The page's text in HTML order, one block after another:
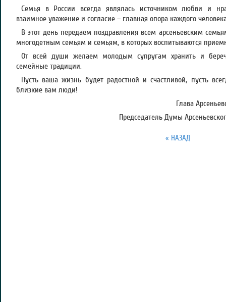
Семья в России всегда являлась источником любви и
взаимное уважение и согласие – главная опора каждого
В этот день передаем поздравления всем арсеньевским
многодетным семьям и семьям, в которых воспитываются
От всей души желаем молодым супругам хранить и
семейные традиции.
Пусть ваша жизнь будет радостной и счастливой, пусть
близкие вам люди!
Глава
Председатель Думы
« НАЗАД